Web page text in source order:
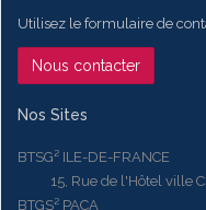
Utilisez le formulaire de
Nous contacter
Nos Sites
BTSG² ILE-DE-FRANCE
15, Rue de l'Hôtel ville
BTGS² PACA